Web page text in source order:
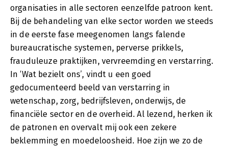
organisaties in alle sectoren eenzelfde patroon kent.
Bij de behandeling van elke sector worden we steeds
in de eerste fase meegenomen langs falende
bureaucratische systemen, perverse prikkels,
frauduleuze praktijken, vervreemding en verstarring.
In ‘Wat bezielt ons’, vindt u een goed
gedocumenteerd beeld van verstarring in
wetenschap, zorg, bedrijfsleven, onderwijs, de
financiële sector en de overheid. Al lezend, herken ik
de patronen en overvalt mij ook een zekere
beklemming en moedeloosheid. Hoe zijn we zo de